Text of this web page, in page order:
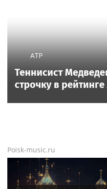
ATP
Теннисист
строчку в рейтинге
Poisk-music.ru